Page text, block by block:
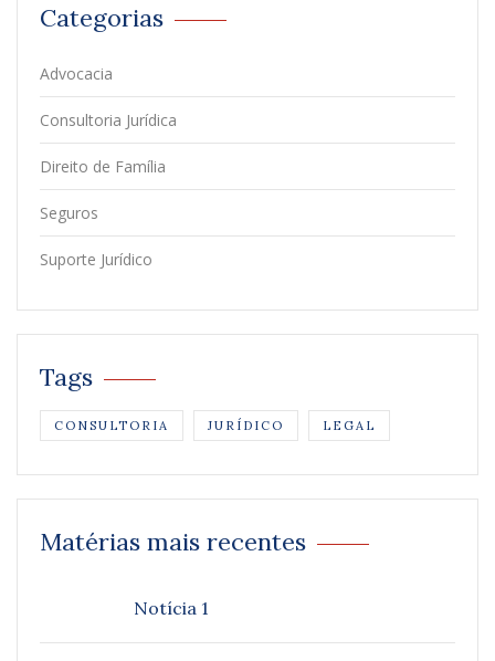
Categorias
Advocacia
Consultoria Jurídica
Direito de Família
Seguros
Suporte Jurídico
Tags
CONSULTORIA JURÍDICO LEGAL
Matérias mais recentes
Notícia 1